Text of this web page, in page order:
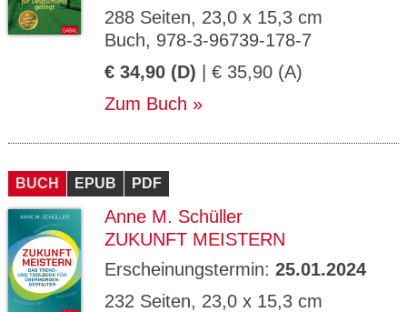
288 Seiten, 23,0 x 15,3 cm
Buch, 978-3-96739-178-7
€ 34,90 (D) | € 35,90 (A)
Zum Buch
BUCH EPUB PDF
Anne M. Schüller
ZUKUNFT MEISTERN
Erscheinungstermin: 25.01.2024
232 Seiten, 23,0 x 15,3 cm